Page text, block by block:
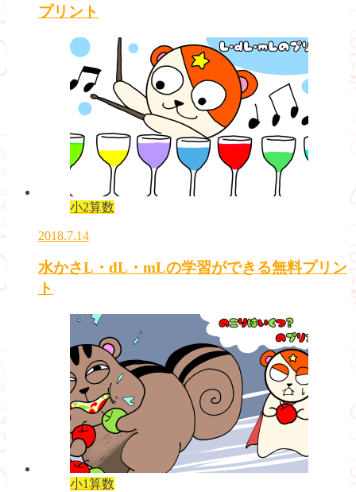
プリント
小2算数
2018.7.14
水かさL・dL・mLの学習ができる無料プリン
ト
小1算数